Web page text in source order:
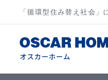
「循環型住み替え社会」